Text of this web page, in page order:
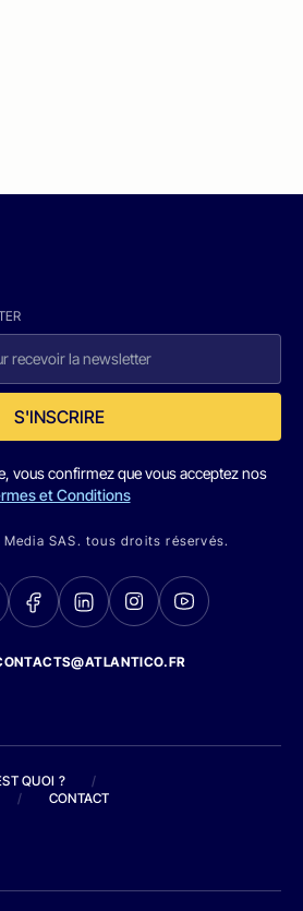
S'INSCRIRE
vous confirmez que vous acceptez nos
et Conditions
SAS. tous droits réservés.
QUOI ?
/
/ CONTACT